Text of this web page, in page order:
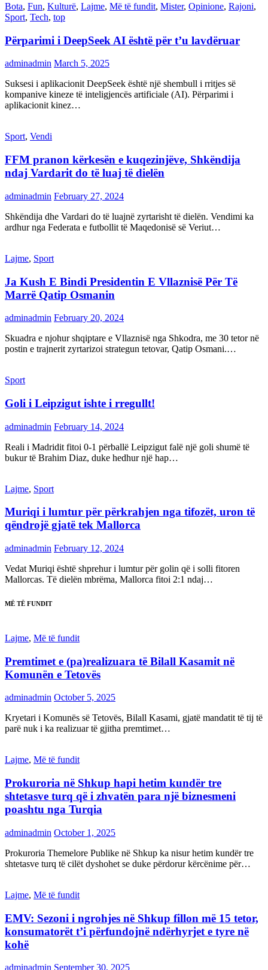
Bota, Fun, Kulturë, Lajme, Më të fundit, Mister, Opinione, Rajoni,
Sport, Tech, top
Përparimi i DeepSeek AI është për t’u lavdëruar
adminadmin March 5, 2025
Suksesi i aplikacionit DeepSeek është një shembull i rritjes së
kompanive kineze të inteligjencës artificiale (AI). Përparimi i
aplikacionit kinez…
Sport, Vendi
FFM pranon kërkesën e kuqezinjëve, Shkëndija
ndaj Vardarit do të luaj të dielën
adminadmin February 27, 2024
Shkëndija dhe Vardari do të luajnë zyrtarisht të dielën. Vendimi ka
ardhur nga Federata e futbollit të Maqedonisë së Veriut…
Lajme, Sport
Ja Kush E Bindi Presidentin E Vllaznisë Për Të
Marrë Qatip Osmanin
adminadmin February 20, 2024
Skuadra e njohur shqiptare e Vllaznisë nga Shkodra, me 30 tetor në
postin e trajnerit zyrtarizoi strategun tetovar, Qatip Osmani.…
Sport
Goli i Leipzigut ishte i rregullt!
adminadmin February 14, 2024
Reali i Madridit fitoi 0-1 përballë Leipzigut falë një goli shumë të
bukur të Brahim Diaz, duke hedhur një hap…
Lajme, Sport
Muriqi i lumtur për përkrahjen nga tifozët, uron të
qëndrojë gjatë tek Mallorca
adminadmin February 12, 2024
Vedat Muriqi është shprehur i lumtur për golin që i solli fitoren
Mallorcas. Të dielën mbrëma, Mallorca fitoi 2:1 ndaj…
MË TË FUNDIT
Lajme, Më të fundit
Premtimet e (pa)realizuara të Bilall Kasamit në
Komunën e Tetovës
adminadmin October 5, 2025
Kryetari i Komunës së Tetovës, Bilall Kasami, gjatë mandatit të tij të
parë nuk i ka realizuar të gjitha premtimet…
Lajme, Më të fundit
Prokuroria në Shkup hapi hetim kundër tre
shtetasve turq që i zhvatën para një biznesmeni
poashtu nga Turqia
adminadmin October 1, 2025
Prokuroria Themelore Publike në Shkup ka nisur hetim kundër tre
shtetasve turq të cilët dyshohet se duke përdorur kërcënime për…
Lajme, Më të fundit
EMV: Sezoni i ngrohjes në Shkup fillon më 15 tetor,
konsumatorët t’i përfundojnë ndërhyrjet e tyre në
kohë
adminadmin September 30, 2025